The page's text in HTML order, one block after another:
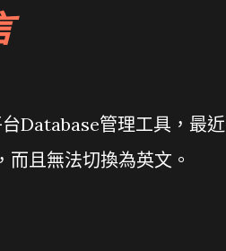
Database管理工具，最
且無法切換為英文。